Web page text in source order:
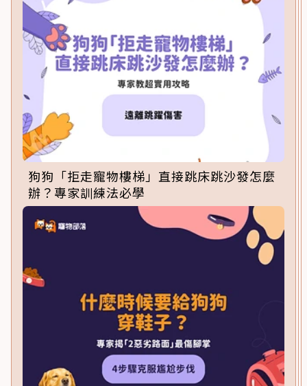
狗狗「拒走寵物樓梯」直接跳床跳沙發怎麼
辦？專家訓練法必學